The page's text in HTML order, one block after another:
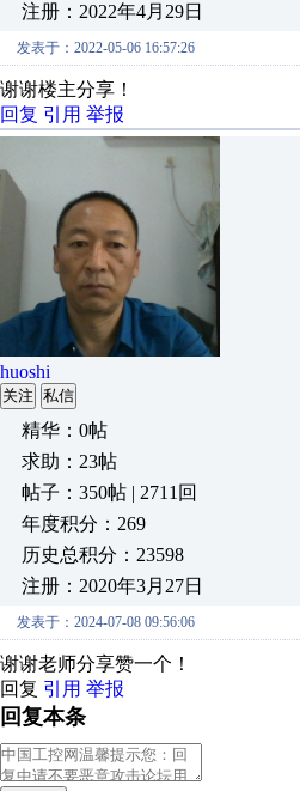
注册：2022年4月29日
发表于：2022-05-06 16:57:26
谢谢楼主分享！
回复 引用 举报
huoshi
关注 私信
精华：0帖
求助：23帖
帖子：350帖 | 2711回
年度积分：269
历史总积分：23598
注册：2020年3月27日
发表于：2024-07-08 09:56:06
谢谢老师分享赞一个！
回复 引用 举报
回复本条